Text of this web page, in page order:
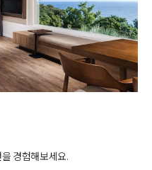
경험해보세요.